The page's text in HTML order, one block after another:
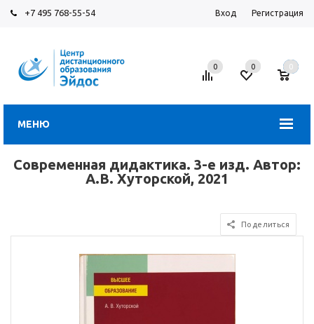
+7 495 768-55-54 Вход Регистрация
МЕНЮ
0 0 0
Современная дидактика. 3-е изд. Автор:
А.В. Хуторской, 2021
Поделиться